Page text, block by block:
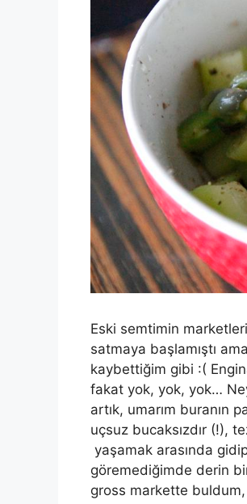
Eski semtimin
satmaya başlamıştı
kaybettiğim gibi :(
fakat yok, yok, yok…
artık, umarım buranın
uçsuz bucaksızdır (!),
yaşamak arasında
göremediğimde derin
gross markette